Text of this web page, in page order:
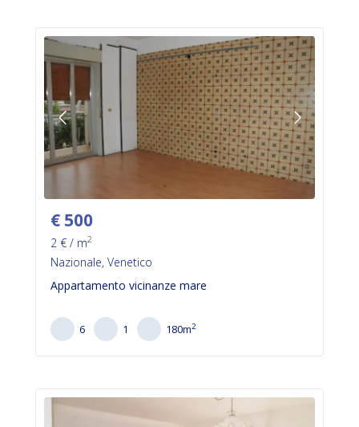
€ 500
2 € / m2
Nazionale, Venetico
Appartamento vicinanze mare
6 1 180m2